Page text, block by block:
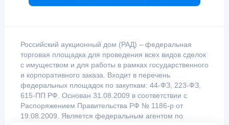
Российский аукционный дом (РАД) – федеральная
торговая площадка для проведения всех видов сделок
с имуществом и для работы в рамках государственного
и корпоративного заказа. Входит в перечень
федеральных площадок по закупкам: 44-ФЗ, 223-ФЗ,
615-ПП РФ. Основан 31.08.2009 в соответствии с
Распоряжением Правительства РФ № 1186-р от
19.08.2009. Является федеральным агентом по